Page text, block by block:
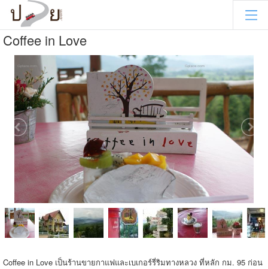
Coffee in Love
Coffee in Love เป็นร้านขายกาแฟและเบเกอร์รี่ริมทางหลวง ที่หลัก กม. 95 ก่อน